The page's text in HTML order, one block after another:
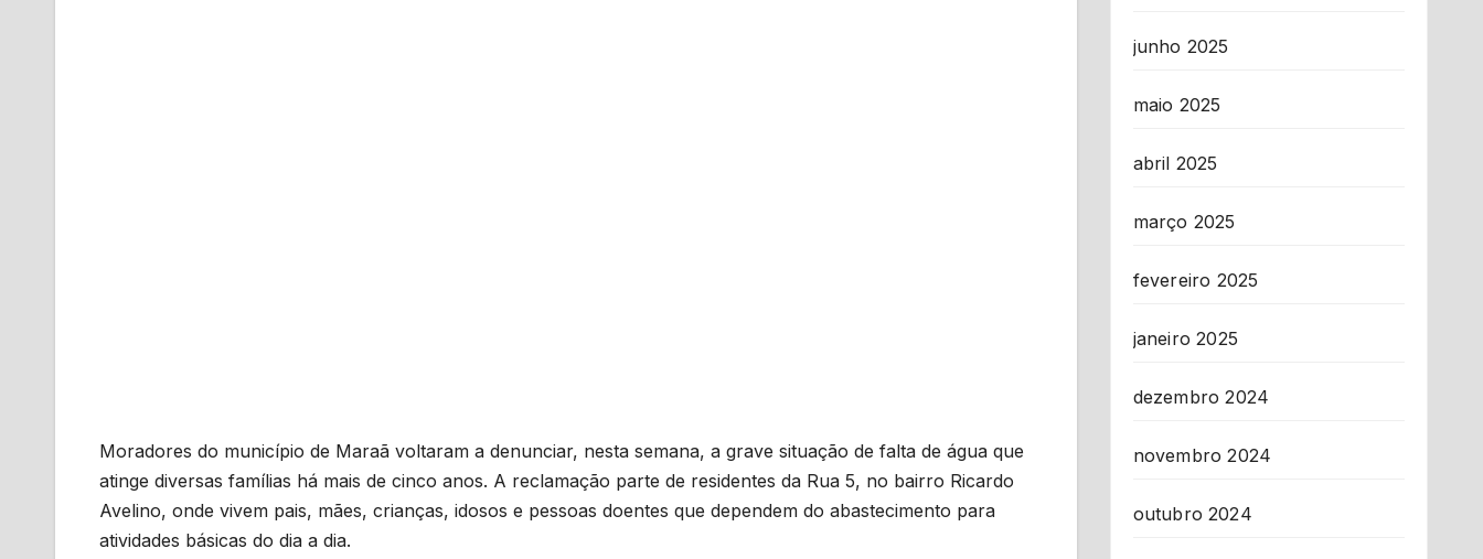
Moradores do município de Maraã voltaram a denunciar, nesta semana, a grave situação de falta de água que
atinge diversas famílias há mais de cinco anos. A reclamação parte de residentes da Rua 5, no bairro Ricardo
Avelino, onde vivem pais, mães, crianças, idosos e pessoas doentes que dependem do abastecimento para
atividades básicas do dia a dia.
junho 2025
maio 2025
abril 2025
março 2025
fevereiro 2025
janeiro 2025
dezembro 2024
novembro 2024
outubro 2024